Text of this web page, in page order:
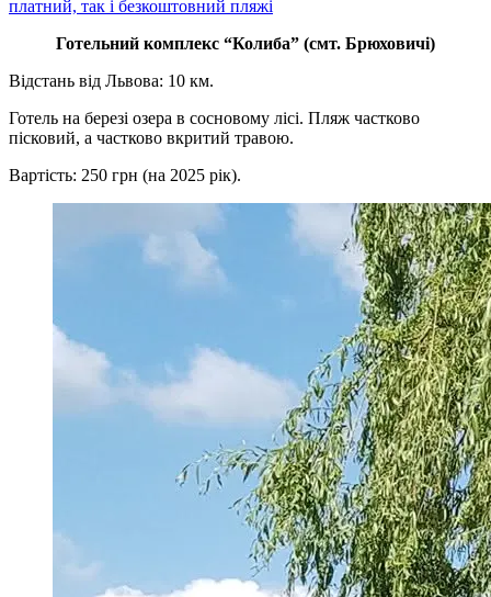
платний, так і безкоштовний пляжі
Готельний комплекс “Колиба” (смт. Брюховичі)
Відстань від Львова: 10 км.
Готель на березі озера в сосновому лісі. Пляж частково
пісковий, а частково вкритий травою.
Вартість: 250 грн (на 2025 рік).